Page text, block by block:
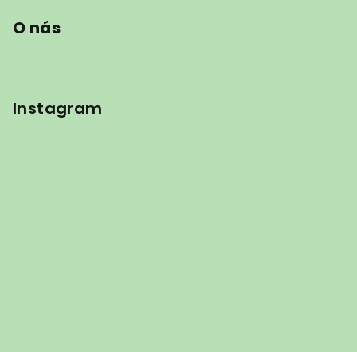
O nás
Instagram